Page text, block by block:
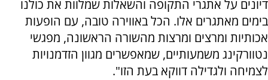
דיונים על אתגרי התקופה והשאלות שמלוות את כולנו
בימים מאתגרים אלו. הכל באווירה טובה, עם הופעות
אכותיות ומרצים ומרצות מהשורה הראשונה, מפגשי
נטוורקינג משמעותיים, שמאפשרים מגוון הזדמנויות
לצמיחה ולגדילה דווקא בעת הזו".